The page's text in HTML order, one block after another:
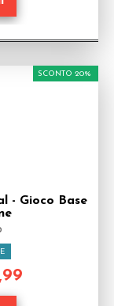
- Gioco Base
SCONTO 20%